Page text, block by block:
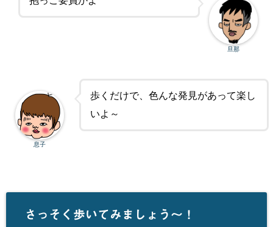
旦那
歩くだけで、色んな発見があって楽し
いよ～
息子
さっそく歩いてみましょう～！